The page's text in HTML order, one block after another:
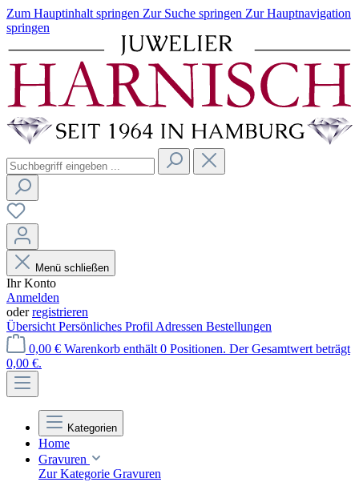
Zum Hauptinhalt springen Zur Suche springen Zur Hauptnavigation
springen
Menü schließen
Ihr Konto
Anmelden
oderregistrieren
Übersicht Persönliches Profil Adressen Bestellungen
0,00 € Warenkorb enthält 0 Positionen. Der Gesamtwert beträgt
0,00 €.
Kategorien
Home
Gravuren
Zur Kategorie Gravuren